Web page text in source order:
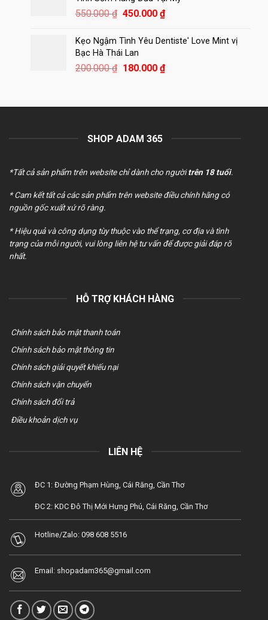
180.000 ₫.
550.000₫ Giá
là:
550.000 ₫.
450.000 ₫Giá
tại
450.000 ₫.
Kẹo Ngậm Tình Yêu Dentiste' Love Mint vị
Bạc Hà Thái Lan
200.000₫ Giá
200.000 ₫.
180.000 ₫Giá
là:
SHOP ADAM 365
*Tất cả sản phẩm trên website chỉ dành cho ngườitrên 18 tuổi.
* Cam kết tất cả các sản phẩm trên website điều chính hãng có
nguồn gốc xuất xứ rõ ràng.
* Hiệu quả và công dụng tùy thuộc vào thể trạng, cơ địa và tình
trạng của mỗi người, vui lòng liên hệ tư vấn để được giải đáp rõ
nhất.
HỖ TRỢ KHÁCH HÀNG
Chính sách bảo mật thanh toán
Chính sách bảo mật thông tin
Chính sách giải quyết khiếu nại
Chính sách vận chuyển
Chính sách đổi trả
Điều khoản dịch vụ
LIÊN HỆ
ĐC 1: Đường Phạm Hùng, Cái Răng, Cần Thơ
ĐC 2: KDC Đô Thị Mới Hưng Phú, Cái Răng, Cần Thơ
Hotline/Zalo: 098 608 5516
Email: shopadam365@gmail.com